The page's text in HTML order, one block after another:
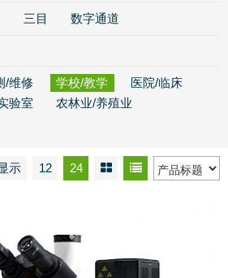
三目 数字通道
/维修 学校/教学
医院/临床
验室
农林业/养殖业
示 12 24